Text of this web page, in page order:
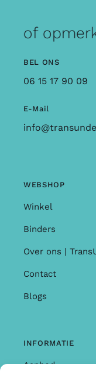
of
BEL ONS
06 15 17 90 09
E-Mail
WEBSHOP
Winkel
Binders
Over ons |
Contact
Blogs
INFORMATIE
Aanbod